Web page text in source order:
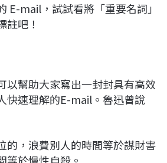
E-mail，試試看將「重要名詞」
註吧！
以幫助大家寫出一封封具有高效
快速理解的E-mail。魯迅曾說
的，浪費別人的時間等於謀財害